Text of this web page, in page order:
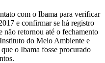
com o Ibama para verificar
e confirmar se há registro
não retornou até o fechamento
do Meio Ambiente e
o Ibama fosse procurado